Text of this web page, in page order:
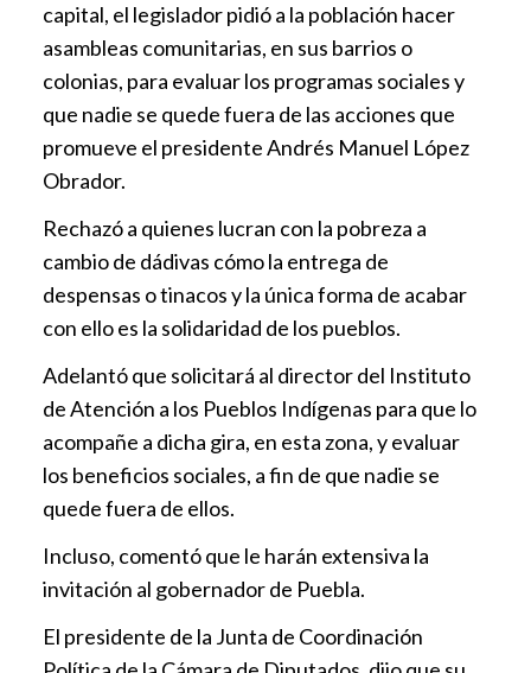
capital, el legislador pidió a la población hacer
asambleas comunitarias, en sus barrios o
colonias, para evaluar los programas sociales y
que nadie se quede fuera de las acciones que
promueve el presidente Andrés Manuel López
Obrador.
Rechazó a quienes lucran con la pobreza a
cambio de dádivas cómo la entrega de
despensas o tinacos y la única forma de acabar
con ello es la solidaridad de los pueblos.
Adelantó que solicitará al director del Instituto
de Atención a los Pueblos Indígenas para que lo
acompañe a dicha gira, en esta zona, y evaluar
los beneficios sociales, a fin de que nadie se
quede fuera de ellos.
Incluso, comentó que le harán extensiva la
invitación al gobernador de Puebla.
El presidente de la Junta de Coordinación